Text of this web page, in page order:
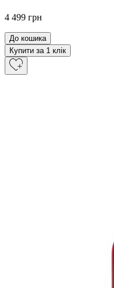
4 499 грн
До кошика
Купити за 1 клiк